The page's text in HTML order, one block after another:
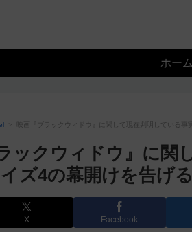
ホーム
映画『ブラックウィドウ』に関して現在判明している事
ックウィドウ』に関
ズ4の幕開けを告げる
X Facebook